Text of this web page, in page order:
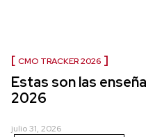
CMO TRACKER 2026
Estas son las
2026
julio 31, 2026